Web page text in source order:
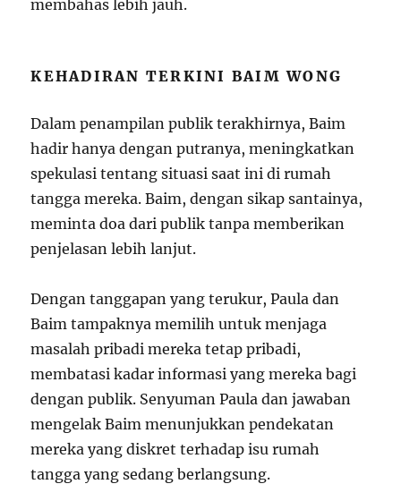
membahas lebih jauh.
KEHADIRAN TERKINI BAIM WONG
Dalam penampilan publik terakhirnya, Baim
hadir hanya dengan putranya, meningkatkan
spekulasi tentang situasi saat ini di rumah
tangga mereka. Baim, dengan sikap santainya,
meminta doa dari publik tanpa memberikan
penjelasan lebih lanjut.
Dengan tanggapan yang terukur, Paula dan
Baim tampaknya memilih untuk menjaga
masalah pribadi mereka tetap pribadi,
membatasi kadar informasi yang mereka bagi
dengan publik. Senyuman Paula dan jawaban
mengelak Baim menunjukkan pendekatan
mereka yang diskret terhadap isu rumah
tangga yang sedang berlangsung.